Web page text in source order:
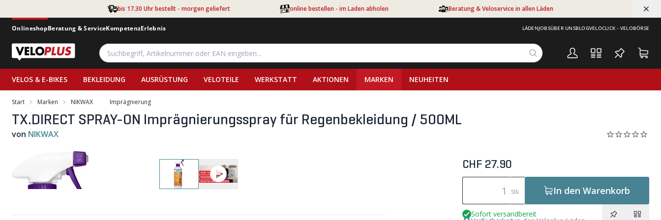
bis 17.30 Uhr bestellt - morgen geliefert online bestellen - im Laden abholen Beratung & Veloservice in allen Läden
OnlineshopBeratung & ServiceKompetenzErlebnis LÄDENJOBSÜBER UNSBLOGVELOCLICK - VELOBÖRSE
VELOS & E-BIKES BEKLEIDUNG AUSRÜSTUNG VELOTEILE WERKSTATT AKTIONEN MARKEN NEUHEITEN
Start Marken NIKWAX Imprägnierung
TX.DIRECT SPRAY-ON Imprägnierungsspray für Regenbekleidung / 500ML
von NIKWAX
CHF 27.90
Stk In den Warenkorb
Sofort versandbereit